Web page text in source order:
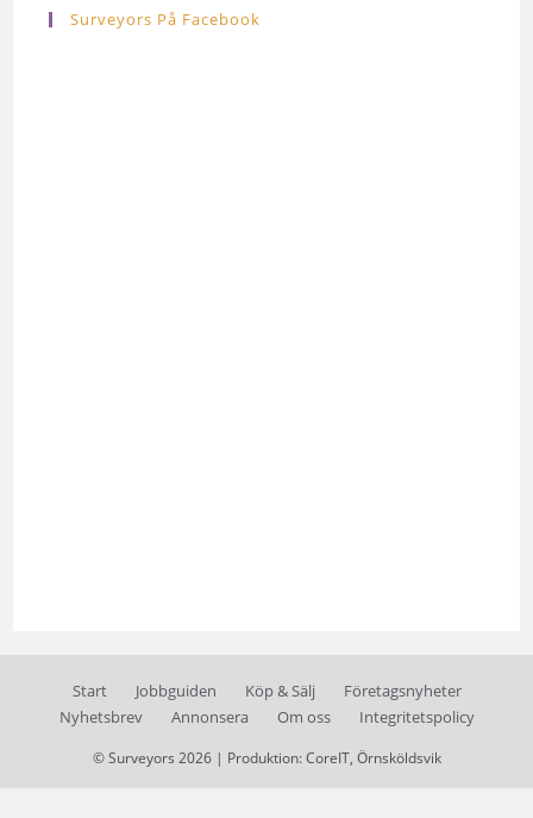
Surveyors På Facebook
Start Jobbguiden Köp & Sälj
Företagsnyheter
Nyhetsbrev
Annonsera Om oss Integritetspolicy
© Surveyors 2026 | Produktion: CoreIT, Örnsköldsvik